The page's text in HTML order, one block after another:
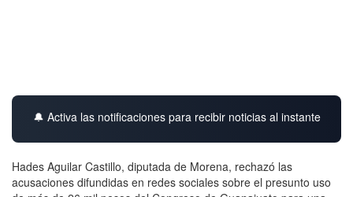
🔔 Activa las notificaciones para recibir noticias al instante
Hades Aguilar Castillo, diputada de Morena, rechazó las
acusaciones difundidas en redes sociales sobre el presunto uso